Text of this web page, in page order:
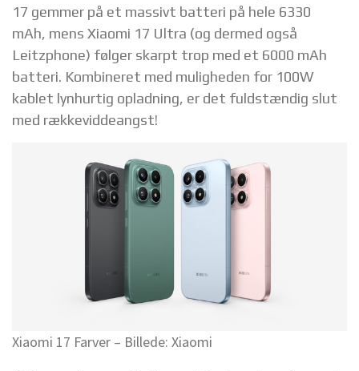
17 gemmer på et massivt batteri på hele 6330
mAh, mens Xiaomi 17 Ultra (og dermed også
Leitzphone) følger skarpt trop med et 6000 mAh
batteri. Kombineret med muligheden for 100W
kablet lynhurtig opladning, er det fuldstændig slut
med rækkeviddeangst!
Xiaomi 17 Farver – Billede: Xiaomi